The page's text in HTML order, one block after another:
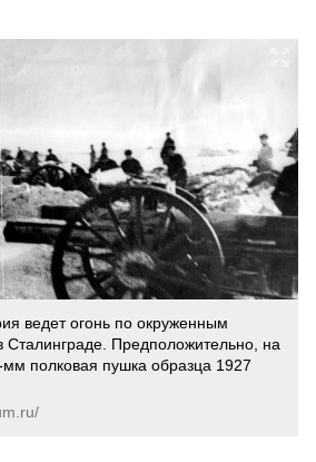
ведет огонь по окруженным
Сталинграде. Предположительно, на
полковая пушка образца 1927